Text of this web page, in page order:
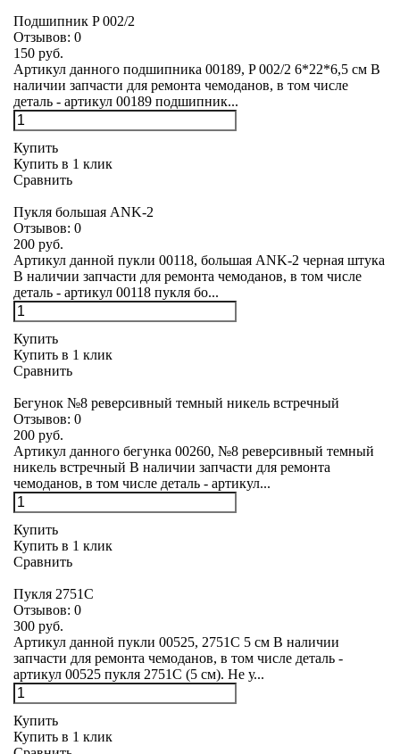
Подшипник P 002/2
Отзывов: 0
150 руб.
Артикул данного подшипника 00189, P 002/2 6*22*6,5 см В
наличии запчасти для ремонта чемоданов, в том числе
деталь - артикул 00189 подшипник...
Купить
Купить в 1 клик
Сравнить
Пукля большая ANK-2
Отзывов: 0
200 руб.
Артикул данной пукли 00118, большая ANK-2 черная штука
В наличии запчасти для ремонта чемоданов, в том числе
деталь - артикул 00118 пукля бо...
Купить
Купить в 1 клик
Сравнить
Бегунок №8 реверсивный темный никель встречный
Отзывов: 0
200 руб.
Артикул данного бегунка 00260, №8 реверсивный темный
никель встречный В наличии запчасти для ремонта
чемоданов, в том числе деталь - артикул...
Купить
Купить в 1 клик
Сравнить
Пукля 2751С
Отзывов: 0
300 руб.
Артикул данной пукли 00525, 2751С 5 см В наличии
запчасти для ремонта чемоданов, в том числе деталь -
артикул 00525 пукля 2751С (5 см). Не у...
Купить
Купить в 1 клик